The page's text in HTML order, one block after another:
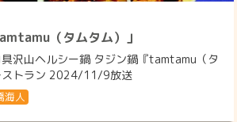
（タムタム）」
具沢山ヘルシー鍋 タジン鍋『tamtamu（タ
ストラン 2024/11/9放送
海人